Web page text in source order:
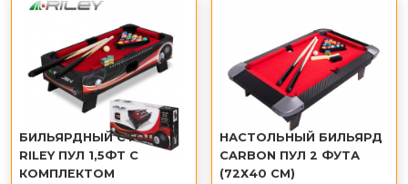
БИЛЬЯРДНЫЙ СТОЛ
RILEY ПУЛ 1,5ФТ С
КОМПЛЕКТОМ
НАСТОЛЬНЫЙ БИЛЬЯРД
CARBON ПУЛ 2 ФУТА
(72Х40 СМ)